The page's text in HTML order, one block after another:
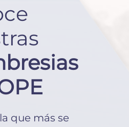
que más se